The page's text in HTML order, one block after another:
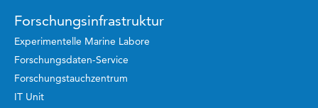
Forschungsinfrastruktur
Experimentelle Marine Labore
Forschungsdaten-Service
Forschungstauchzentrum
IT Unit